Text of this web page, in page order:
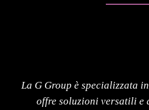
La G Group è specializzata
offre soluzioni versatili e